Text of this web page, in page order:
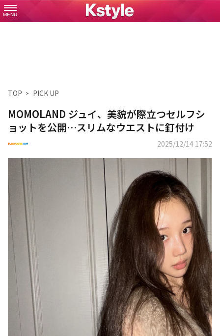
MENU
TOP PICK UP
MOMOLAND ジュイ、美貌が際立つセルフシ
ョットを公開…スリムなウエストに釘付け
2025/12/14 17:52